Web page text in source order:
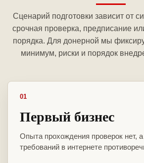
Сценарий подготовки зависит от
срочная проверка, предписание
порядка. Для донерной мы
минимум, риски и порядок
01
Первый бизнес
Опыта прохождения проверок нет,
требований в интернете